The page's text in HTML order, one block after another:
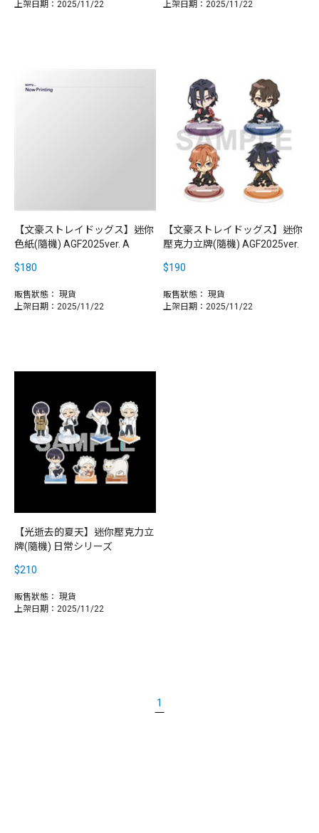
上架日期：2025/11/22
上架日期：2025/11/22
【文豪ストレイドッグス】迷你
色紙(隨機) AGF2025ver. A
$180
販售狀態： 現貨
上架日期：2025/11/22
【文豪ストレイドッグス】迷你
壓克力立牌(隨機) AGF2025ver.
$190
販售狀態： 現貨
上架日期：2025/11/22
【光逝去的夏天】迷你壓克力立
牌(隨機) 日常シリーズ
$210
販售狀態： 現貨
上架日期：2025/11/22
1